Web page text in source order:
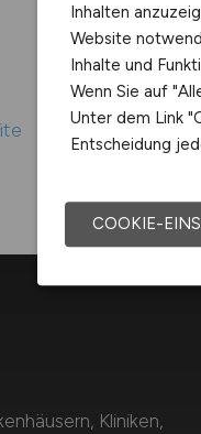
Sitemap
Kliniken,
Inhalten
Website
Inhalte und
Wenn Sie auf
Unter dem Link
Entscheidung
COOKIE-